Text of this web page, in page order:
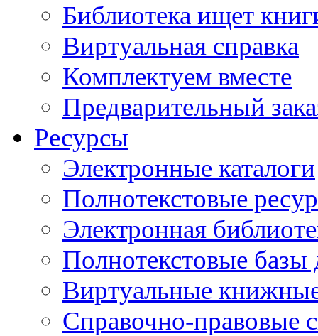
Библиотека ищет
Виртуальная справка
Комплектуем вместе
Предварительный
Ресурсы
Электронные каталоги
Полнотекстовые
Электронная
Полнотекстовые
Виртуальные
Справочно-правовые